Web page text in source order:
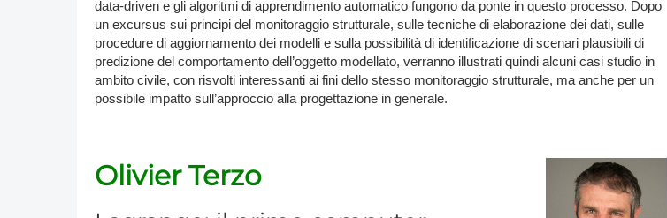
data-driven e gli algoritmi di apprendimento automatico fungono da ponte in questo processo. Dopo
un excursus sui principi del monitoraggio strutturale, sulle tecniche di elaborazione dei dati, sulle
procedure di aggiornamento dei modelli e sulla possibilità di identificazione di scenari plausibili di
predizione del comportamento dell’oggetto modellato, verranno illustrati quindi alcuni casi studio in
ambito civile, con risvolti interessanti ai fini dello stesso monitoraggio strutturale, ma anche per un
possibile impatto sull’approccio alla progettazione in generale.
Olivier Terzo